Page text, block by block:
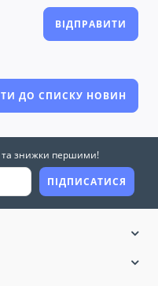
ВІДПРАВИТИ
ДО СПИСКУ НОВИН
та знижки першими!
ПІДПИСАТИСЯ